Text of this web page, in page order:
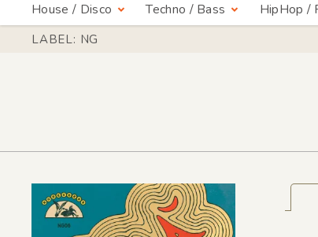
House / Disco Techno / Bass HipHop /
LABEL: NG